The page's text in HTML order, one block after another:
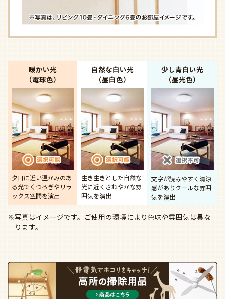
暖かい光
（電球色）
夕日に近い温かみのあ
る光でくつろぎやリラ
ックス空間を演出
自然な白い光
（昼白色）
生き生きとした自然な
光に近く さわやかな雰
囲気を演出
少し青白い光
（昼光色）
文字が読みやすく清涼
感がありクールな雰囲
気を演出
※写真はイメージです。ご使用の環境により色味や雰囲気は異な
ります。